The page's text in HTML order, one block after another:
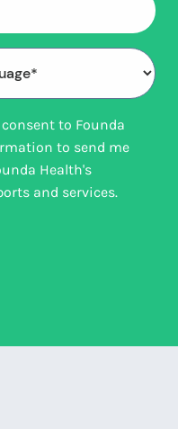
to Founda
to send me
Health's
and services.